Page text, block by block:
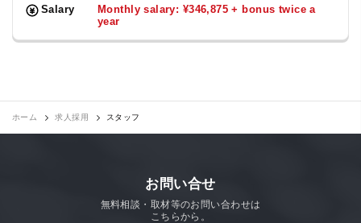
Salary
Monthly salary: ¥346,875 + bonus twice a
year
ホーム 求人採用 スタッフ
お問い合せ
無料相談・取材等のお問い合わせは
こちらから。